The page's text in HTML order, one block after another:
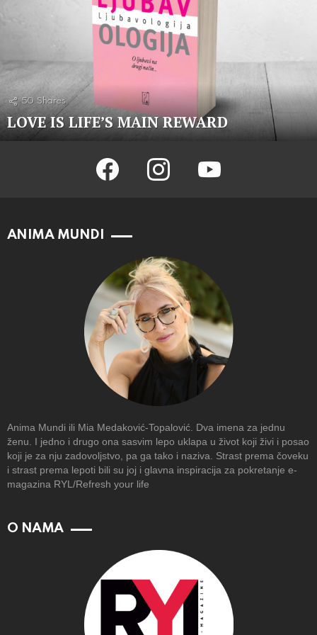
50 Shares
LOVE IS LIFE’S MAIN REWARD
facebook instagram youtube
ANIMA MUNDI
Anima Mundi ili Mia Medaković-Topalović. Dva imena za jednu
ženu. I jedno i drugo ona sasvim lepo uklapa u život koji živi i posao
koji je za nju zadovoljstvo, pa ga tako i naziva. Strast prema čoveku
i strast prema lepoti bili su joj i glavna inspiracija za pokretanje e-
magazina RYL/Refresh your life
O NAMA